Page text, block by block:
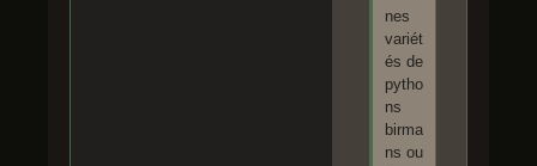
nes
variét
és de
pytho
ns
birma
ns ou